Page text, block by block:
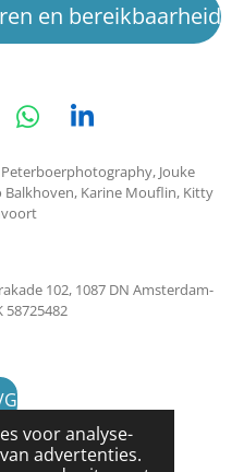
voor analyse-
advertenties.
en bereikbaarheid
W
a
t
p
p
L
n
k
I
Jouke
Balkhoven, Karine Mouflin, Kitty
102, 1087 DN Amsterdam-
58725482
Zee